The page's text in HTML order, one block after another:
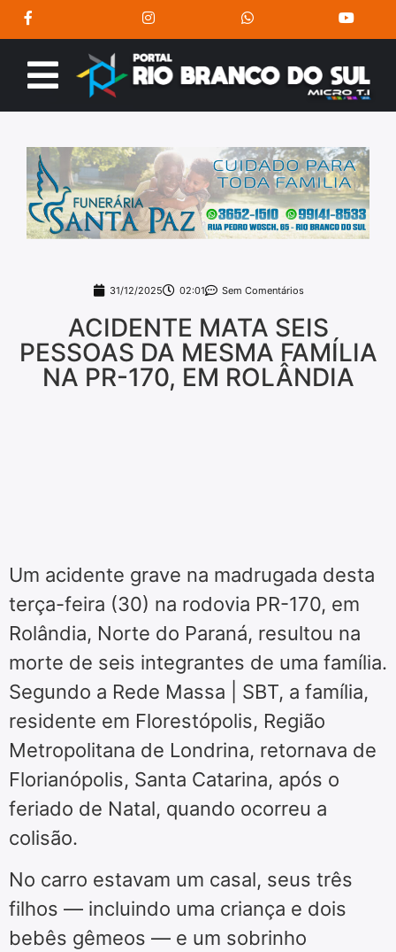
31/12/2025 02:01 Sem Comentários
ACIDENTE MATA SEIS
PESSOAS DA MESMA FAMÍLIA
NA PR-170, EM ROLÂNDIA
Um acidente grave na madrugada desta
terça-feira (30) na rodovia PR-170, em
Rolândia, Norte do Paraná, resultou na
morte de seis integrantes de uma família.
Segundo a Rede Massa | SBT, a família,
residente em Florestópolis, Região
Metropolitana de Londrina, retornava de
Florianópolis, Santa Catarina, após o
feriado de Natal, quando ocorreu a
colisão.
No carro estavam um casal, seus três
filhos — incluindo uma criança e dois
bebês gêmeos — e um sobrinho